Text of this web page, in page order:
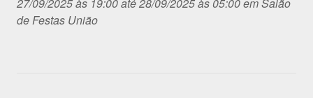
de Festas União